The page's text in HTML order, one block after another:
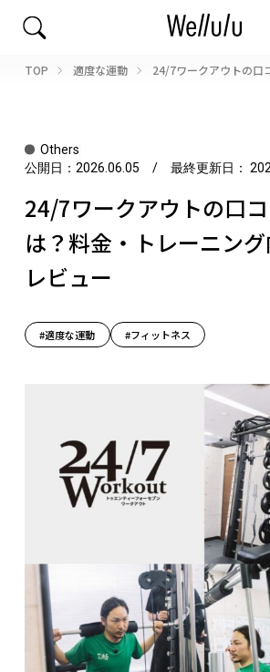
TOP 適度な運動 24/7ワークアウトの口
Others
公開日： 2026.06.05 / 最終更新日：
24/7ワークアウトの口
は？料金・トレーニン
レビュー
#適度な運動 #フィットネス